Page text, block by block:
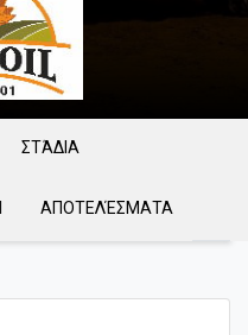
ΣΤΆΔΙΑ
ΑΠΟΤΕΛΈΣΜΑΤΑ